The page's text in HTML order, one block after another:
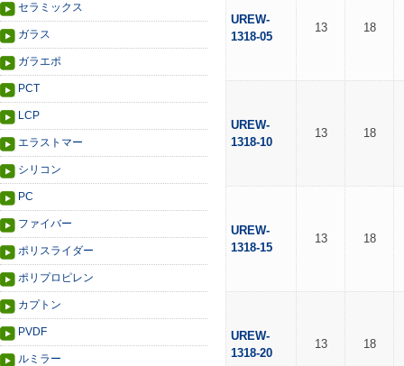
セラミックス
ガラス
ガラエポ
PCT
LCP
エラストマー
シリコン
PC
ファイバー
ポリスライダー
ポリプロピレン
カプトン
PVDF
ルミラー
UREW-
1318-05
13 18
UREW-
1318-10
13 18
UREW-
1318-15
13 18
UREW-
1318-20
13 18